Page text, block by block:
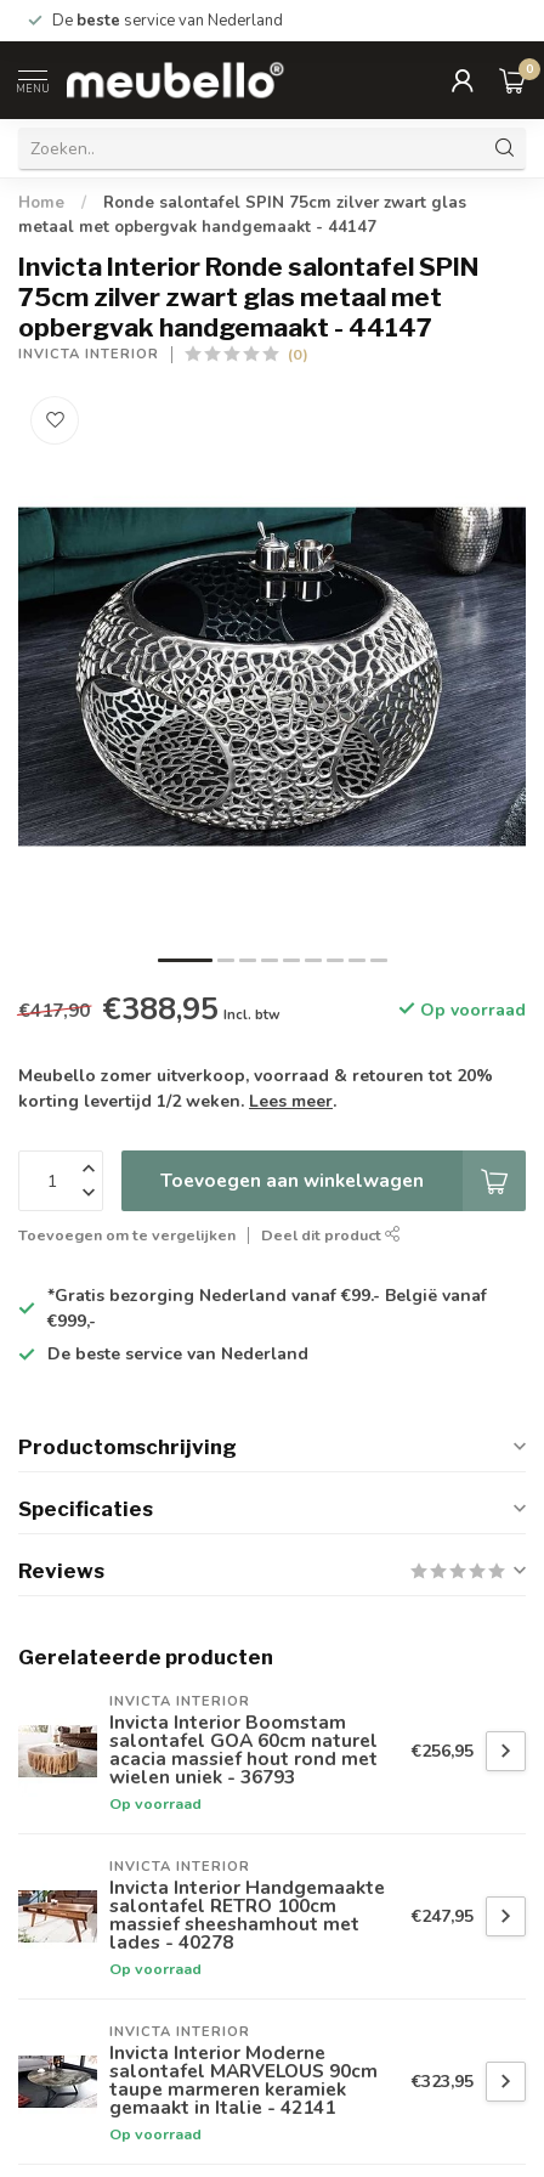
De beste service van Nederland
MENU
0
Home /
Ronde salontafel SPIN 75cm zilver zwart glas
metaal met opbergvak handgemaakt - 44147
Invicta Interior Ronde salontafel SPIN
75cm zilver zwart glas metaal met
opbergvak handgemaakt - 44147
INVICTA INTERIOR (0)
€417,90 €388,95 Incl. btw Op voorraad
Meubello zomer uitverkoop, voorraad & retouren tot 20%
korting levertijd 1/2 weken. Lees meer.
Toevoegen aan winkelwagen
Toevoegen om te vergelijken Deel dit product
*Gratis bezorging Nederland vanaf €99.- België vanaf
€999,-
De beste service van Nederland
Productomschrijving
Specificaties
Reviews
Gerelateerde producten
INVICTA INTERIOR
Invicta Interior Boomstam
salontafel GOA 60cm naturel
acacia massief hout rond met
wielen uniek - 36793
Op voorraad
€256,95
INVICTA INTERIOR
Invicta Interior Handgemaakte
salontafel RETRO 100cm
massief sheeshamhout met
lades - 40278
Op voorraad
€247,95
INVICTA INTERIOR
Invicta Interior Moderne
salontafel MARVELOUS 90cm
taupe marmeren keramiek
gemaakt in Italie - 42141
Op voorraad
€323,95